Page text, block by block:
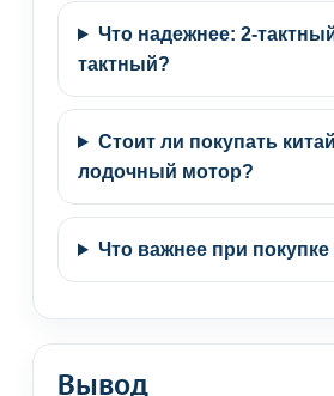
Что надежнее: 2-
тактный?
Стоит ли покупать
лодочный мотор?
Что важнее при
Вывод